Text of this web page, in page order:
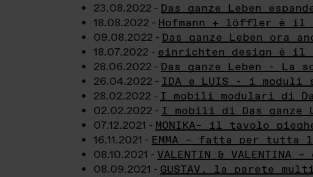
23.08.2022 - Das ganze Leben
18.08.2022 - Hofmann + löffler è il
09.08.2022 - Das ganze Leben ora
18.07.2022 - einrichten design è il
28.06.2022 - Das ganze Leben - La
26.04.2022 - IDA e LUIS - i moduli
28.02.2022 - I mobili modulari di
02.02.2022 - I mobili di Das ganze
07.12.2021 - MONIKA– il tavolo
16.11.2021 - EMMA – fatta per tutta
08.10.2021 - VALENTIN &
08.09.2021 - GUSTAV, la parete